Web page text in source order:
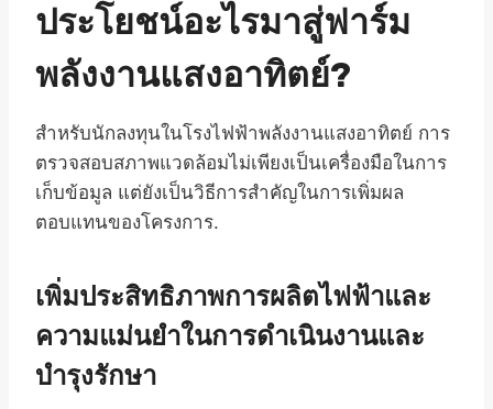
ประโยชน์อะไรมาสู่ฟาร์ม
พลังงานแสงอาทิตย์?
สำหรับนักลงทุนในโรงไฟฟ้าพลังงานแสงอาทิตย์ การ
ตรวจสอบสภาพแวดล้อมไม่เพียงเป็นเครื่องมือในการ
เก็บข้อมูล แต่ยังเป็นวิธีการสำคัญในการเพิ่มผล
ตอบแทนของโครงการ.
เพิ่มประสิทธิภาพการผลิตไฟฟ้าและ
ความแม่นยำในการดำเนินงานและ
บำรุงรักษา